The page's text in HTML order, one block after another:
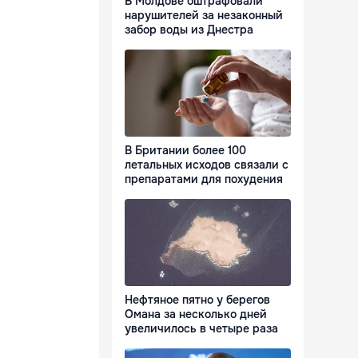
нарушителей за незаконный
забор воды из Днестра
В Британии более 100
летальных исходов связали с
препаратами для похудения
Нефтяное пятно у берегов
Омана за несколько дней
увеличилось в четыре раза